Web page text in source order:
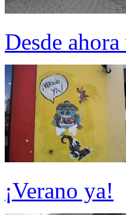
Desde
¡Verano ya!